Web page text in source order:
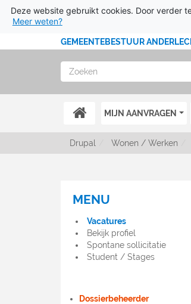
Deze website gebruikt cookies. Door verder
Meer weten?
Ga naar hoofdinhoudGEMEENTEBESTUUR
Zoeken
ACCUEIL
MIJN AANVRAGEN
Drupal Wonen / Werken
MENU
D'EMPLOI
MENU
Vacatures
Bekijk profiel
Spontane sollicitatie
Student / Stages
Dossierbeheerder